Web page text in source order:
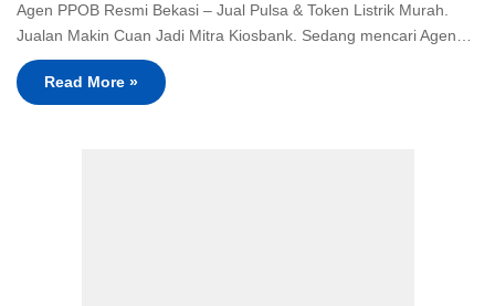
Agen PPOB Resmi Bekasi – Jual Pulsa & Token Listrik Murah.
Jualan Makin Cuan Jadi Mitra Kiosbank. Sedang mencari Agen…
Read More »